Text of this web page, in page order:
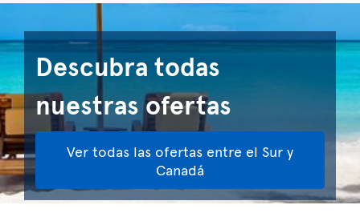
Descubra todas
nuestras ofertas
Ver todas las ofertas entre el Sur y
Canadá